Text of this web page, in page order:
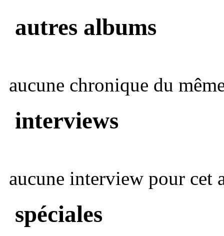
autres albums
aucune chronique du
interviews
aucune interview pour cet
spéciales